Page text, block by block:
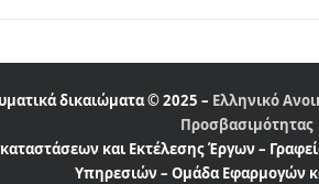
δικαιώματα © 2025 – Ελληνικό
Προσβασιμότητας
και Εκτέλεσης Έργων –
Υπηρεσιών – Ομάδα Εφαρμογών